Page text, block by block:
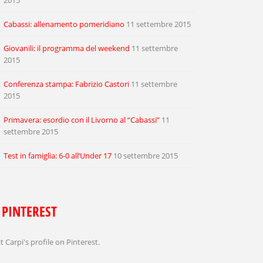
Cabassi: allenamento pomeridiano 11 settembre 2015
Giovanili: il programma del weekend 11 settembre
2015
Conferenza stampa: Fabrizio Castori 11 settembre
2015
Primavera: esordio con il Livorno al “Cabassi” 11
settembre 2015
Test in famiglia: 6-0 all’Under 17 10 settembre 2015
PINTEREST
Carpi's profile on Pinterest.